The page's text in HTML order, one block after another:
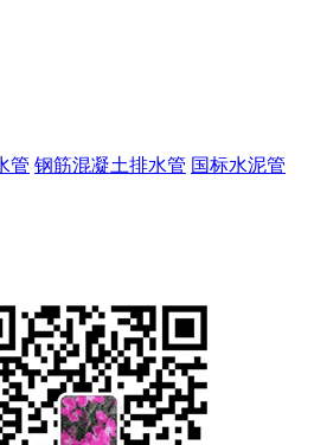
管 钢筋混凝土排水管 国标水泥管